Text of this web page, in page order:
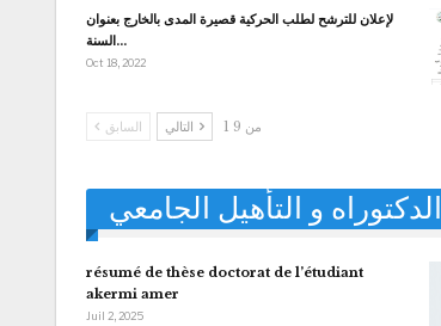
لإعلان للترشح لطلب الحركية قصيرة المدى بالخارج بعنوان
السنة…
Oct 18, 2022
السابق 1 من 9
الدكتوراه و التأهيل الجامعي
résumé de thèse doctorat de l’étudiant
akermi amer
Juil 2, 2025